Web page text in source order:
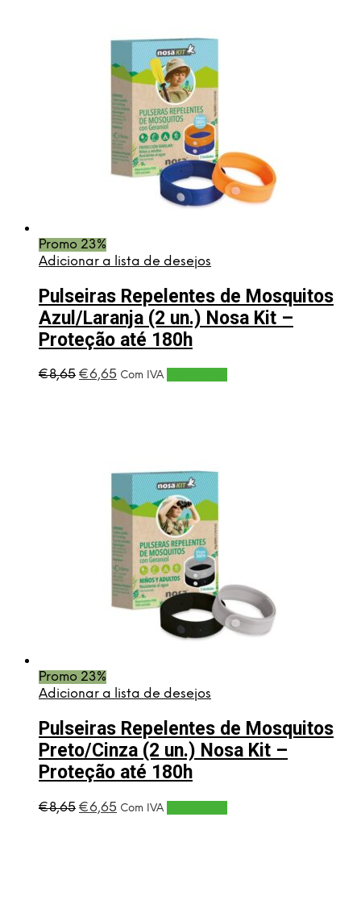
Promo 23%
Adicionar a lista de desejos
Pulseiras Repelentes de Mosquitos
Azul/Laranja (2 un.) Nosa Kit –
Proteção até 180h
€8,65 O
€6,65 O
Com IVA
Promo 23%
Adicionar a lista de desejos
Pulseiras Repelentes de Mosquitos
Preto/Cinza (2 un.) Nosa Kit –
Proteção até 180h
€8,65 O
€6,65 O
Com IVA